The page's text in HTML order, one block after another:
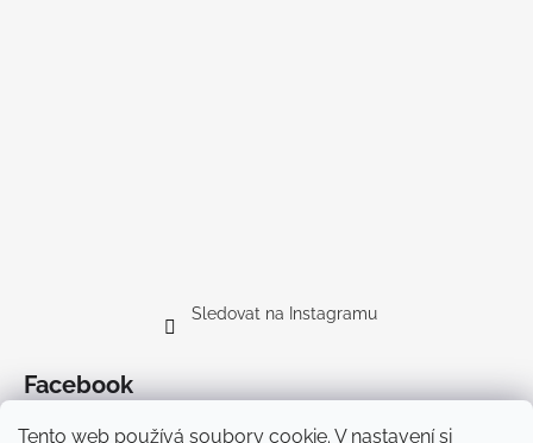
Tento web používá soubory cookie. V nastavení si
Sledovat na Instagramu
Facebook